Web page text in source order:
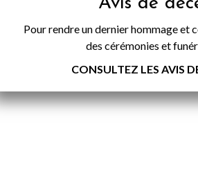
Avis de
Pour rendre un dernier hommage et
des cérémonies et
CONSULTEZ LES AVIS